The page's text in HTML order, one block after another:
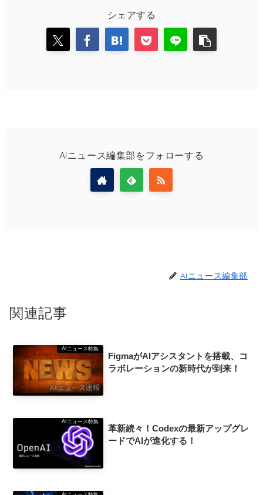
シェアする
AIニュース編集部をフォローする
AIニュース編集部
関連記事
AIニュース特集
FigmaがAIアシスタントを搭載、コ
ラボレーションの新時代が到来！
AIニュース特集
革新続々！Codexの最新アップグレ
ードでAIが進化する！